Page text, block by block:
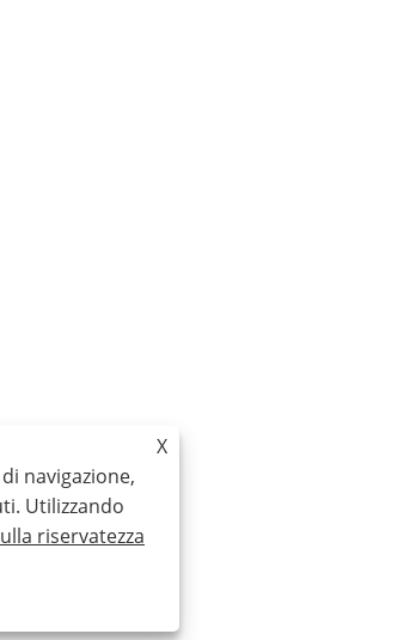
X
navigazione,
Utilizzando
riservatezza